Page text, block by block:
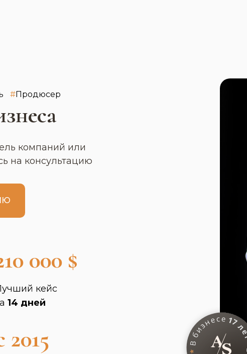
компаний или
на консультацию
000 $
2015
кейс
14 дней
#Продюсер